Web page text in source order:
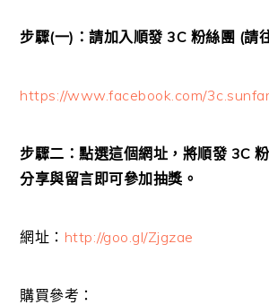
步驟(一)：請加入順發 3C 粉絲團 (請
https://www.facebook.com/3c.sunfar
步驟二：點選這個網址，將順發 3C
分享與留言即可參加抽獎。
網址： http://goo.gl/Zjgzae
購買參考：